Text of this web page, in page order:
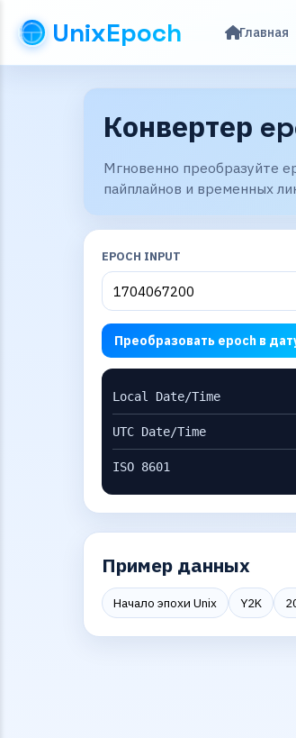
UnixEpoch Главная
Конвертер
Мгновенно преобразуйте
пайплайнов и временных
EPOCH INPUT
Преобразовать epoch в
Local Date/Time
UTC Date/Time
ISO 8601
Пример данных
Начало эпохи Unix Y2K